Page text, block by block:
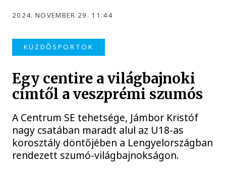
2024. NOVEMBER 29. 11:44
KÜZDŐSPORTOK
Egy centire a világbajnoki
címtől a veszprémi szumós
A Centrum SE tehetsége, Jámbor Kristóf
nagy csatában maradt alul az U18-as
korosztály döntőjében a Lengyelországban
rendezett szumó-világbajnokságon.